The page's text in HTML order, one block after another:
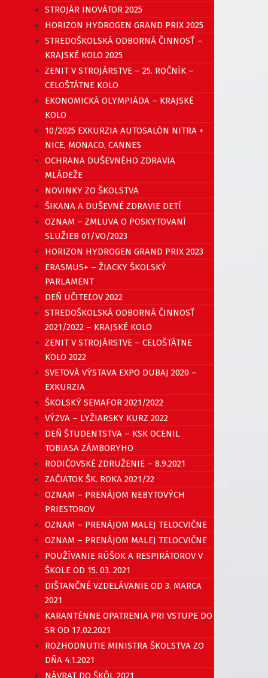
STROJÁR INOVÁTOR 2025
HORIZON HYDROGEN GRAND PRIX 2025
STREDOŠKOLSKÁ ODBORNÁ ČINNOSŤ –
KRAJSKÉ KOLO 2025
ZENIT V STROJÁRSTVE – 25. ROČNÍK –
CELOŠTÁTNE KOLO
EKONOMICKÁ OLYMPIÁDA – KRAJSKÉ
KOLO
10/2025 EXKURZIA AUTOSALÓN NITRA +
NICE, MONACO, CANNES
OCHRANA DUŠEVNÉHO ZDRAVIA
MLÁDEŽE
NOVINKY ZO ŠKOLSTVA
ŠIKANA A DUŠEVNÉ ZDRAVIE DETÍ
OZNAM – ZMLUVA O POSKYTOVANÍ
SLUŽIEB 01/VO/2023
HORIZON HYDROGEN GRAND PRIX 2023
ERASMUS+ – ŽIACKY ŠKOLSKÝ
PARLAMENT
DEŇ UČITEĽOV 2022
STREDOŠKOLSKÁ ODBORNÁ ČINNOSŤ
2021/2022 – KRAJSKÉ KOLO
ZENIT V STROJÁRSTVE – CELOŠTÁTNE
KOLO 2022
SVETOVÁ VÝSTAVA EXPO DUBAJ 2020 –
EXKURZIA
ŠKOLSKÝ SEMAFOR 2021/2022
VÝZVA – LYŽIARSKY KURZ 2022
DEŇ ŠTUDENTSTVA – KSK OCENIL
TOBIASA ZÁMBORYHO
RODIČOVSKÉ ZDRUŽENIE – 8.9.2021
ZAČIATOK ŠK. ROKA 2021/22
OZNAM – PRENÁJOM NEBYTOVÝCH
PRIESTOROV
OZNAM – PRENÁJOM MALEJ TELOCVIČNE
OZNAM – PRENÁJOM MALEJ TELOCVIČNE
POUŽÍVANIE RÚŠOK A RESPIRÁTOROV V
ŠKOLE OD 15. 03. 2021
DIŠTANČNÉ VZDELÁVANIE OD 3. MARCA
2021
KARANTÉNNE OPATRENIA PRI VSTUPE DO
SR OD 17.02.2021
ROZHODNUTIE MINISTRA ŠKOLSTVA ZO
DŇA 4.1.2021
NÁVRAT DO ŠKÔL 2021